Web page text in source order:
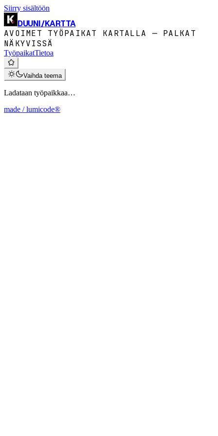
Siirry sisältöön
DUUNI/KARTTA
AVOIMET TYÖPAIKAT KARTALLA — PALKAT
NÄKYVISSÄ
TyöpaikatTietoa
Vaihda teema
Ladataan työpaikkaa…
made / lumicode®